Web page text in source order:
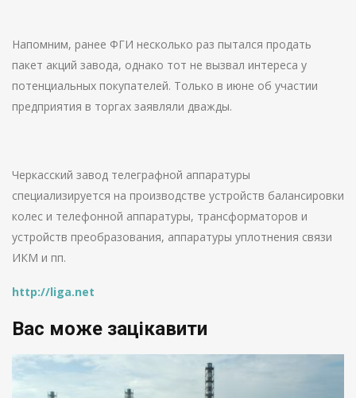
Напомним, ранее ФГИ несколько раз пытался продать
пакет акций завода, однако тот не вызвал интереса у
потенциальных покупателей. Только в июне об участии
предприятия в торгах заявляли дважды.
Черкасский завод телеграфной аппаратуры
специализируется на производстве устройств балансировки
колес и телефонной аппаратуры, трансформаторов и
устройств преобразования, аппаратуры уплотнения связи
ИКМ и пп.
http://liga.net
Вас може зацікавити